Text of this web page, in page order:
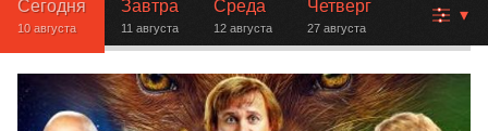
Сегодня
10 августа
Завтра
11 августа
Среда
12 августа
Четверг
27 августа
▾